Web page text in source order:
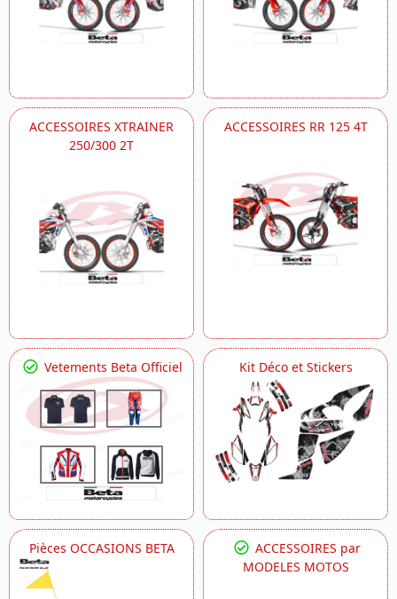
ACCESSOIRES XTRAINER
250/300 2T
ACCESSOIRES RR 125 4T
Vetements Beta Officiel Kit Déco et Stickers
Pièces OCCASIONS BETA
ACCESSOIRES par
MODELES MOTOS